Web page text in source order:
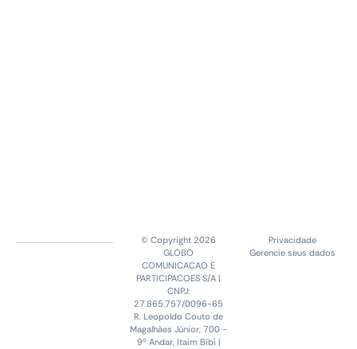
© Copyright 2026
GLOBO
COMUNICACAO E
PARTICIPACOES S/A |
CNPJ:
27.865.757/0096-65
R. Leopoldo Couto de
Magalhães Júnior, 700 -
9º Andar, Itaim Bibi |
Privacidade
Gerencie seus dados